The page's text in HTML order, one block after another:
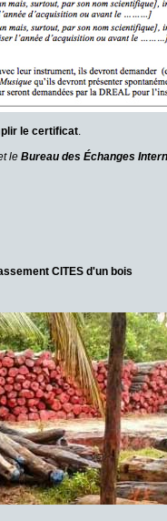
le certificat.
le Bureau des Échanges
CITES d'un bois